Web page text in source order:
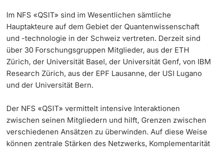
Im NFS «QSIT» sind im Wesentlichen sämtliche
Hauptakteure auf dem Gebiet der Quantenwissenschaft
und -technologie in der Schweiz vertreten. Derzeit sind
über 30 Forschungsgruppen Mitglieder, aus der ETH
Zürich, der Universität Basel, der Universität Genf, von IBM
Research Zürich, aus der EPF Lausanne, der USI Lugano
und der Universität Bern.
Der NFS «QSIT» vermittelt intensive Interaktionen
zwischen seinen Mitgliedern und hilft, Grenzen zwischen
verschiedenen Ansätzen zu überwinden. Auf diese Weise
können zentrale Stärken des Netzwerks, Komplementarität